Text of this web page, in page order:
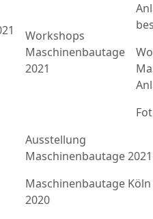
Workshops
Maschinenbautage
2021
Ausstellung
Maschinenbautage 2021
Maschinenbautage Köln
2020